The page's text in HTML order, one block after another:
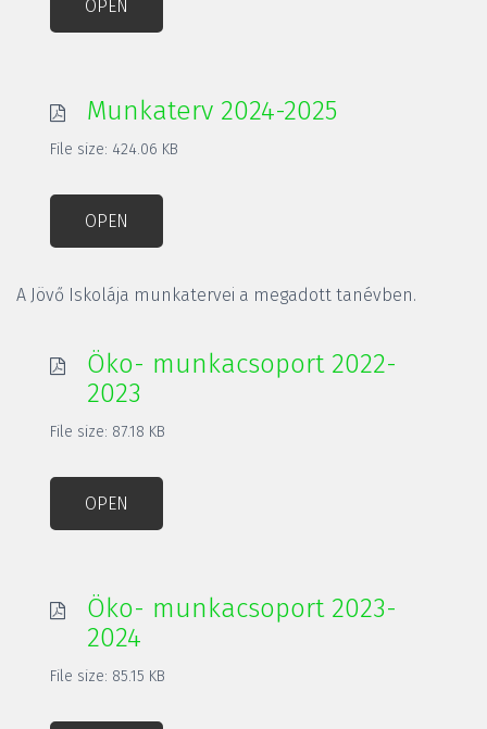
OPEN
Munkaterv 2024-2025
File size: 424.06 KB
OPEN
A Jövő Iskolája munkatervei a megadott tanévben.
Öko- munkacsoport 2022-
2023
File size: 87.18 KB
OPEN
Öko- munkacsoport 2023-
2024
File size: 85.15 KB